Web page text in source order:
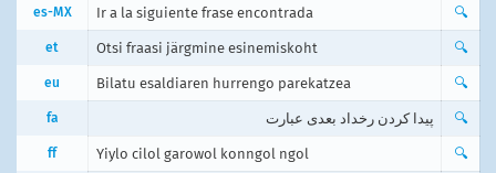
es-MX Ir a la siguiente frase encontrada 🔍
et Otsi fraasi järgmine esinemiskoht 🔍
eu Bilatu esaldiaren hurrengo parekatzea 🔍
fa پیدا کردن رخداد بعدی عبارت 🔍
ff Yiylo cilol garowol konngol ngol 🔍